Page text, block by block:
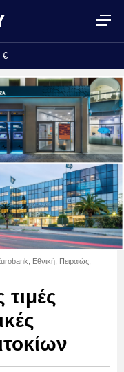
€
Εθνική, Πειραιώς,
τιμές